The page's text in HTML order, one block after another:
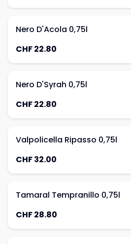
Nero D'Acola 0,75l
CHF 22.80
Nero D'Syrah 0,75l
CHF 22.80
Valpolicella Ripasso 0,75l
CHF 32.00
Tamaral Tempranillo 0,75l
CHF 28.80